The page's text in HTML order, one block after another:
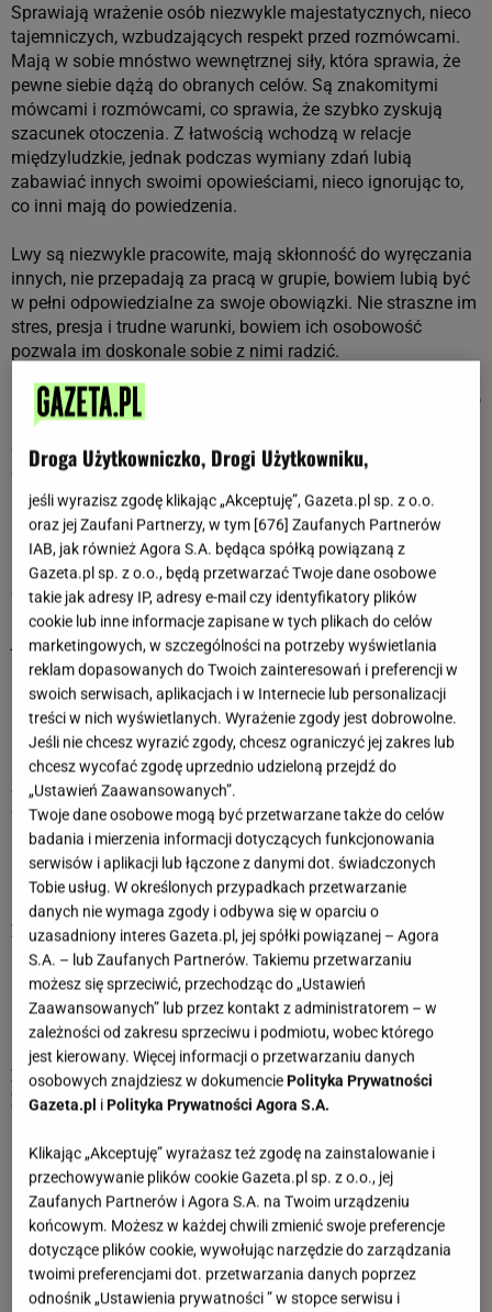
Sprawiają wrażenie osób niezwykle majestatycznych, nieco
tajemniczych, wzbudzających respekt przed rozmówcami.
Mają w sobie mnóstwo wewnętrznej siły, która sprawia, że
pewne siebie dążą do obranych celów. Są znakomitymi
mówcami i rozmówcami, co sprawia, że szybko zyskują
szacunek otoczenia. Z łatwością wchodzą w relacje
międzyludzkie, jednak podczas wymiany zdań lubią
zabawiać innych swoimi opowieściami, nieco ignorując to,
co inni mają do powiedzenia.
Lwy są niezwykle pracowite, mają skłonność do wyręczania
innych, nie przepadają za pracą w grupie, bowiem lubią być
w pełni odpowiedzialne za swoje obowiązki. Nie straszne im
stres, presja i trudne warunki, bowiem ich osobowość
pozwala im doskonale sobie z nimi radzić.
Lew jest niezwykle pamiętliwy. Przez swoją otwartość często
bywa naiwny, a zraniony, jest uparty, zawzięty i prawdziwie
dotknięty. Nie potrafi przejść nad porażką do porządku
dziennego. Rozpamiętuje ją i stara się wyciągnąć wnioski na
przyszłość, obiecując sobie większą ostrożność w
podejmowaniu decyzji.
Osoby spod znaku Lwa lubią być podziwiane i adorowane,
co przekłada się na życie uczuciowe. Lwa długo się zdobywa
i nie można zaprzestawać starań. Bardzo ciężko odbudować
jego nadszarpnięte zaufanie, dlatego zawsze należy być z
nim absolutnie szczerym. Lubi jednak wyzwania, więc sam
pragnie zdobyć wyłącznie osobę, która mu w jakiś sposób
imponuje, intryguje, nie jest oczywistą i łatwą do
rozszyfrowania.
Zodiakalne Lwy miewają niezwykle egoistyczne podejście
do wielu spraw, stawiając ?ja? ponad wieloma innymi
aspektami. Dbają o swoją wygodę, są przeświadczone o
swojej wyjątkowej wartości, dlatego czasami ciężko jest
sprostać jego oczekiwaniom.
Żywioł:ogień
Planeta rządząca:Słońce
Metal:złoto
Kamień:bursztyn
Kolor:żółty, pomarańczowy
Pora roku:lato
Znaki zgodne:Baran, Strzelec
Znaki niezgodne:Byk, Skorpion, Wodnik
RAK PANNA
Horoskopy dla Lwa
Dzienny horoskop dla Lwa
Droga Użytkowniczko, Drogi Użytkowniku,
jeśli wyrazisz zgodę klikając „Akceptuję”, Gazeta.pl sp. z o.o.
oraz jej Zaufani Partnerzy, w tym [676] Zaufanych Partnerów
IAB, jak również Agora S.A. będąca spółką powiązaną z
Gazeta.pl sp. z o.o., będą przetwarzać Twoje dane osobowe
takie jak adresy IP, adresy e-mail czy identyfikatory plików
cookie lub inne informacje zapisane w tych plikach do celów
marketingowych, w szczególności na potrzeby wyświetlania
reklam dopasowanych do Twoich zainteresowań i preferencji w
swoich serwisach, aplikacjach i w Internecie lub personalizacji
treści w nich wyświetlanych. Wyrażenie zgody jest dobrowolne.
Jeśli nie chcesz wyrazić zgody, chcesz ograniczyć jej zakres lub
chcesz wycofać zgodę uprzednio udzieloną przejdź do
„Ustawień Zaawansowanych”.
Twoje dane osobowe mogą być przetwarzane także do celów
badania i mierzenia informacji dotyczących funkcjonowania
serwisów i aplikacji lub łączone z danymi dot. świadczonych
Tobie usług. W określonych przypadkach przetwarzanie
danych nie wymaga zgody i odbywa się w oparciu o
uzasadniony interes Gazeta.pl, jej spółki powiązanej – Agora
S.A. – lub Zaufanych Partnerów. Takiemu przetwarzaniu
możesz się sprzeciwić, przechodząc do „Ustawień
Zaawansowanych” lub przez kontakt z administratorem – w
zależności od zakresu sprzeciwu i podmiotu, wobec którego
jest kierowany. Więcej informacji o przetwarzaniu danych
osobowych znajdziesz w dokumencie Polityka Prywatności
Gazeta.pl i Polityka Prywatności Agora S.A.
Klikając „Akceptuję” wyrażasz też zgodę na zainstalowanie i
przechowywanie plików cookie Gazeta.pl sp. z o.o., jej
Zaufanych Partnerów i Agora S.A. na Twoim urządzeniu
końcowym. Możesz w każdej chwili zmienić swoje preferencje
dotyczące plików cookie, wywołując narzędzie do zarządzania
twoimi preferencjami dot. przetwarzania danych poprzez
odnośnik „Ustawienia prywatności ” w stopce serwisu i